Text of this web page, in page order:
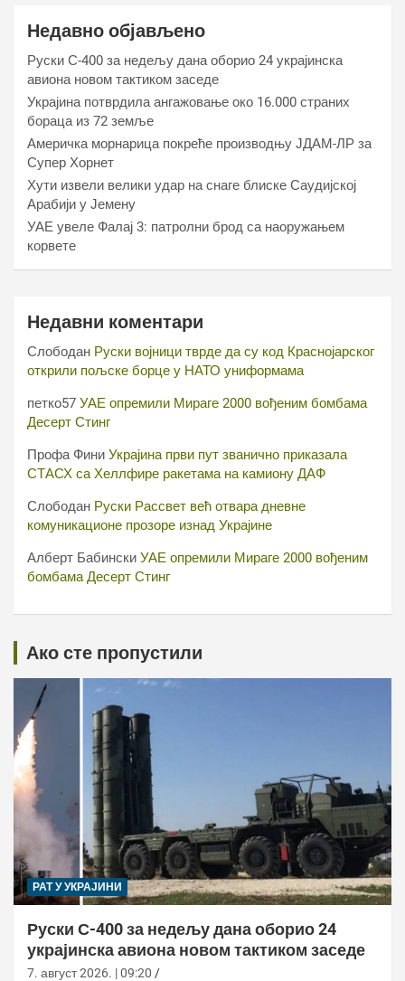
Недавно објављено
Руски С-400 за недељу дана оборио 24 украјинска
авиона новом тактиком заседе
Украјина потврдила ангажовање око 16.000 страних
бораца из 72 земље
Америчка морнарица покреће производњу ЈДАМ-ЛР за
Супер Хорнет
Хути извели велики удар на снаге блиске Саудијској
Арабији у Јемену
УАЕ увеле Фалај 3: патролни брод са наоружањем
корвете
Недавни коментари
Слободан Руски војници тврде да су код Краснојарског
открили пољске борце у НАТО униформама
петко57 УАЕ опремили Мираге 2000 вођеним бомбама
Десерт Стинг
Профа Фини Украјина први пут званично приказала
СТАСХ са Хеллфире ракетама на камиону ДАФ
Слободан Руски Рассвет већ отвара дневне
комуникационе прозоре изнад Украјине
Алберт Бабински УАЕ опремили Мираге 2000 вођеним
бомбама Десерт Стинг
Ако сте пропустили
РАТ У УКРАЈИНИ
Руски С-400 за недељу дана оборио 24
украјинска авиона новом тактиком заседе
7. август 2026. | 09:20